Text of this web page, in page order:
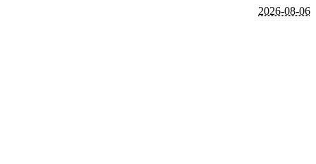
2026-08-06